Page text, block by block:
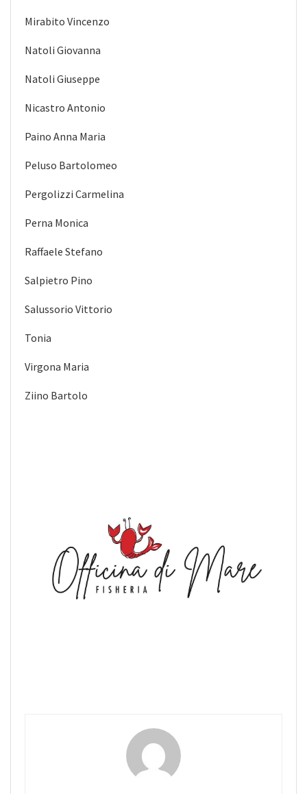
Mirabito Vincenzo
Natoli Giovanna
Natoli Giuseppe
Nicastro Antonio
Paino Anna Maria
Peluso Bartolomeo
Pergolizzi Carmelina
Perna Monica
Raffaele Stefano
Salpietro Pino
Salussorio Vittorio
Tonia
Virgona Maria
Ziino Bartolo